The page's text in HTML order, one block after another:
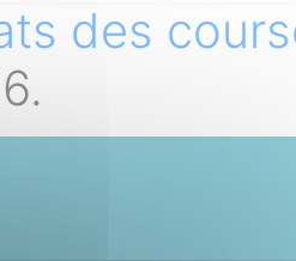
des